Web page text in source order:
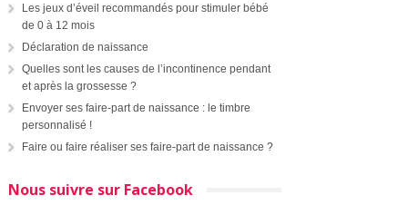
Les jeux d’éveil recommandés pour stimuler bébé
de 0 à 12 mois
Déclaration de naissance
Quelles sont les causes de l’incontinence pendant
et après la grossesse ?
Envoyer ses faire-part de naissance : le timbre
personnalisé !
Faire ou faire réaliser ses faire-part de naissance ?
Nous suivre sur Facebook